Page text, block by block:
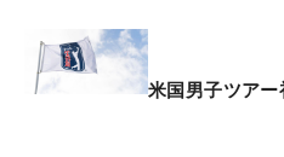
で3パットを喫すると、こ
番、8番ではアプローチで
米国男子ツア